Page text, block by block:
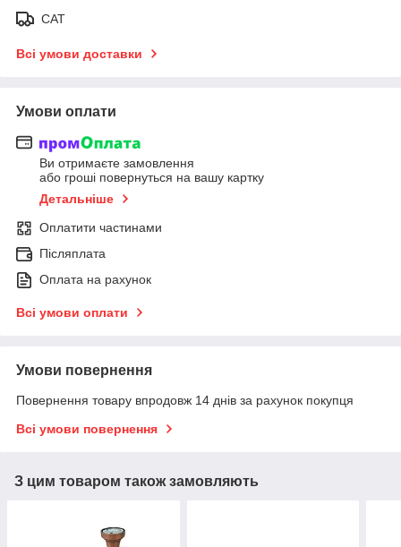
САТ
Всі умови доставки
Умови оплати
Ви отримаєте замовлення
або гроші повернуться на вашу картку
Детальніше
Оплатити частинами
Післяплата
Оплата на рахунок
Всі умови оплати
Умови повернення
Повернення товару впродовж 14 днів за рахунок покупця
Всі умови повернення
З цим товаром також замовляють